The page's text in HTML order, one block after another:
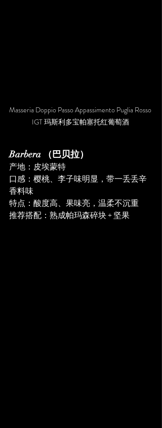
Masseria Doppio Passo Appassimento Puglia Rosso
IGT 玛斯利多宝帕塞托红葡萄酒
Barbera （巴贝拉）
产地：皮埃蒙特
口感：樱桃、李子味明显，带一丢丢辛
香料味
特点：酸度高、果味亮，温柔不沉重
推荐搭配：熟成帕玛森碎块 + 坚果